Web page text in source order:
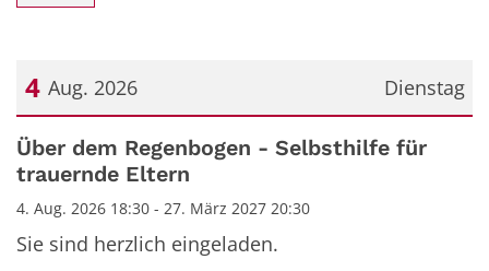
Dienstag
4 Aug. 2026
Datum: 4. August 2026
Über dem Regenbogen - Selbsthilfe für
trauernde Eltern
4. Aug. 2026 18:30 - 27. März 2027 20:30
Sie sind herzlich eingeladen.